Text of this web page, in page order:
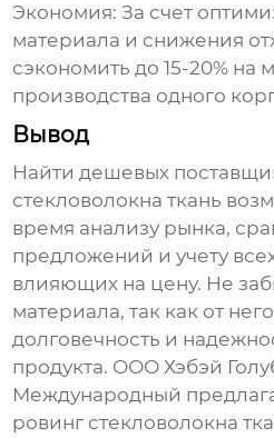
Экономия: За счет
материала и снижения
сэкономить до 15-20% на
производства одного
Вывод
Найти дешевых
стекловолокна ткань
время анализу рынка,
предложений и учету
влияющих на цену. Не
материала, так как от
долговечность и
продукта. ООО Хэбэй
Международный
ровинг стекловолокна